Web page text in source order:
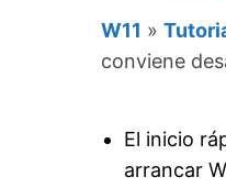
W11 »
conviene
El inicio
arrancar